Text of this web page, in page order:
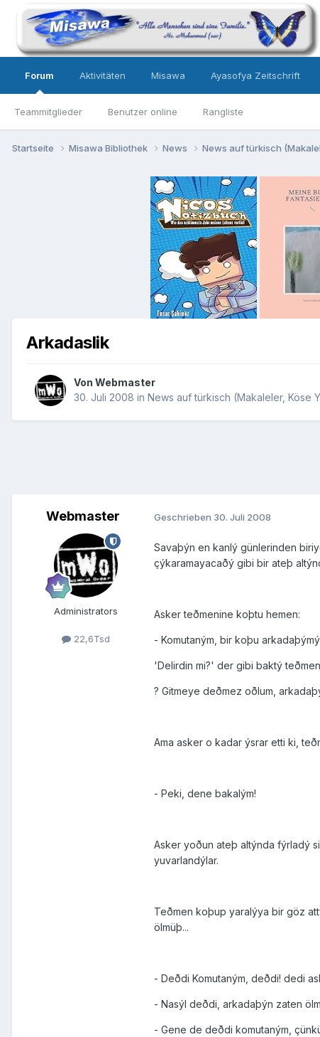
Forum
Teammitglieder Benutzer online Rangliste
Aktivitäten Misawa Ayasofya Zeitschrift
Startseite Misawa Bibliothek News News auf türkisch
Arkadaslik
Von Webmaster
30. Juli 2008 in News auf türkisch (Makaleler, Köse
Webmaster
Administrators
22,6Tsd
Geschrieben 30. Juli 2008
Savaþýn en kanlý günlerinden
çýkaramayacaðý gibi bir ateþ
Asker teðmenine koþtu hemen:
- Komutaným, bir koþu
'Delirdin mi?' der gibi baktý
? Gitmeye deðmez oðlum,
Ama asker o kadar ýsrar etti ki,
- Peki, dene bakalým!
Asker yoðun ateþ altýnda fýrladý
yuvarlandýlar.
Teðmen koþup yaralýya bir göz
ölmüþ...
- Deðdi Komutaným, deðdi! dedi
- Nasýl deðdi, arkadaþýn zaten
- Gene de deðdi komutaným,